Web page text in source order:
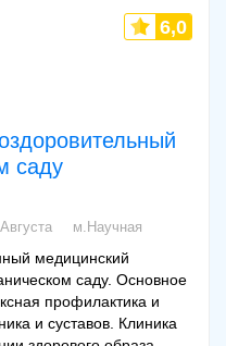
саду
6,0
м.Научная
медицинский
саду. Основное
профилактика и
и суставов. Клиника